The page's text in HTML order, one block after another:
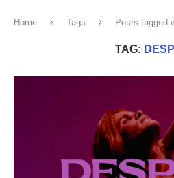
Home Tags Posts tagged
TAG: